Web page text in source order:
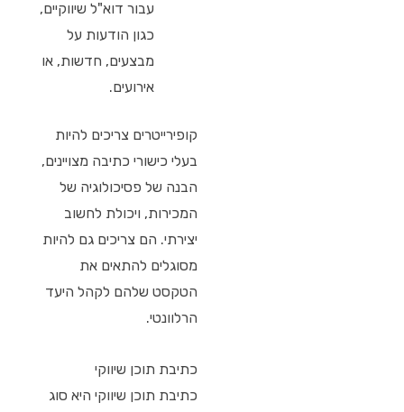
עבור דוא"ל שיווקיים,
כגון הודעות על
מבצעים, חדשות, או
אירועים.
קופירייטרים צריכים להיות
בעלי כישורי כתיבה מצויינים,
הבנה של פסיכולוגיה של
המכירות, ויכולת לחשוב
יצירתי. הם צריכים גם להיות
מסוגלים להתאים את
הטקסט שלהם לקהל היעד
הרלוונטי.
כתיבת תוכן שיווקי
כתיבת תוכן שיווקי היא סוג